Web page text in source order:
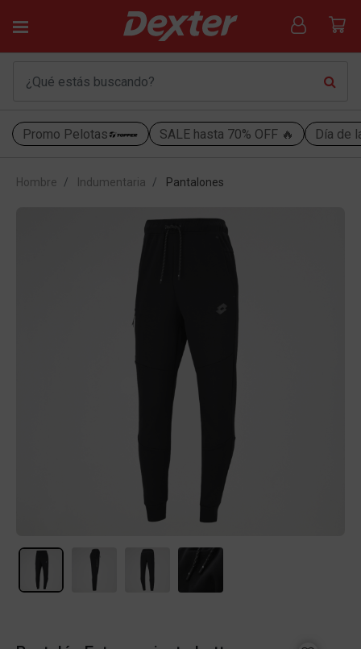
Promo Pelotas SALE hasta 70% OFF 🔥 Día de
Hombre Indumentaria Pantalones